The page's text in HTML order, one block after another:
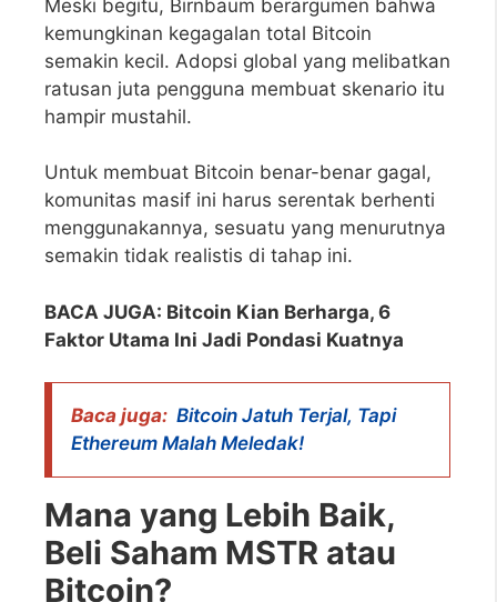
Meski begitu, Birnbaum berargumen bahwa
kemungkinan kegagalan total Bitcoin
semakin kecil. Adopsi global yang melibatkan
ratusan juta pengguna membuat skenario itu
hampir mustahil.
Untuk membuat Bitcoin benar-benar gagal,
komunitas masif ini harus serentak berhenti
menggunakannya, sesuatu yang menurutnya
semakin tidak realistis di tahap ini.
BACA JUGA: Bitcoin Kian Berharga, 6
Faktor Utama Ini Jadi Pondasi Kuatnya
Baca juga: Bitcoin Jatuh Terjal, Tapi
Ethereum Malah Meledak!
Mana yang Lebih Baik,
Beli Saham MSTR atau
Bitcoin?